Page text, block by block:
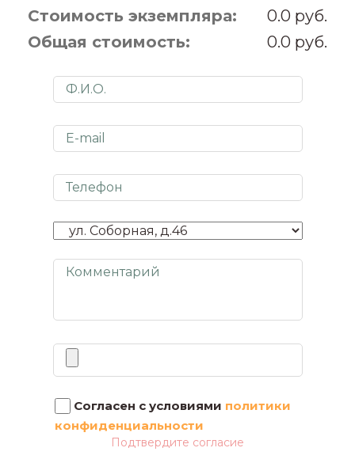
Стоимость экземпляра:
0.0
Общая стоимость:
0.0
Согласен с условиями политики
конфиденциальности
Подтвердите согласие